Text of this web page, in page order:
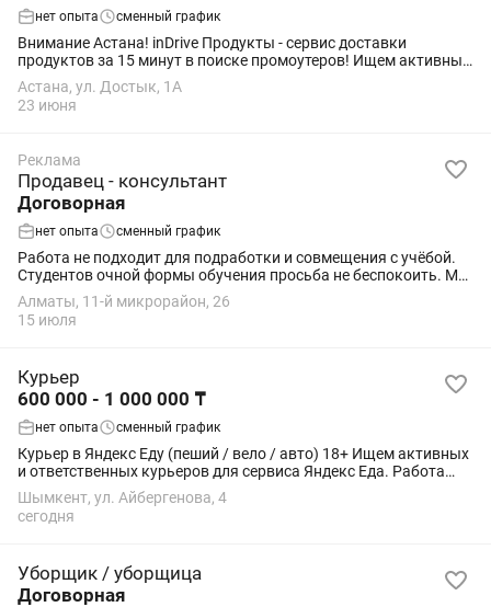
нет опыта сменный график
Внимание Астана! inDrive Продукты - сервис доставки
продуктов за 15 минут в поиске промоутеров! Ищем активных,
крутых и заряженных ребят от 16 лет, кто хочет
подзаработать и прокачать навыки общения...
Астана, ул. Достык, 1А
23 июня
Реклама
Продавец - консультант
Договорная
нет опыта сменный график
Работа не подходит для подработки и совмещения с учёбой.
Студентов очной формы обучения просьба не беспокоить. Мы
предлагаем: стабильную работу в компании с многолетним
опытом; официальное...
Алматы, 11-й микрорайон, 26
15 июля
Курьер
600 000 - 1 000 000 ₸
нет опыта сменный график
Курьер в Яндекс Еду (пеший / вело / авто) 18+ Ищем активных
и ответственных курьеров для сервиса Яндекс Еда. Работа
подойдёт студентам, как подработка или основной доход.
Условия: • Свободный...
Шымкент, ул. Айбергенова, 4
сегодня
Уборщик / уборщица
Договорная